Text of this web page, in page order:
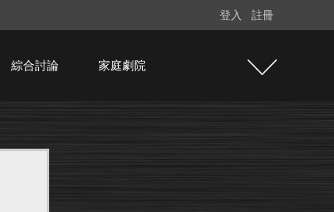
登入 註冊
綜合討論 家庭劇院